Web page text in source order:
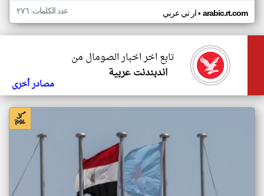
ار تي عربي• arabic.rt.com عدد الكلمات: ٢٧٦
تابع اخر اخبار الصومال من
اندبندنت عربية
مصادر أخرى